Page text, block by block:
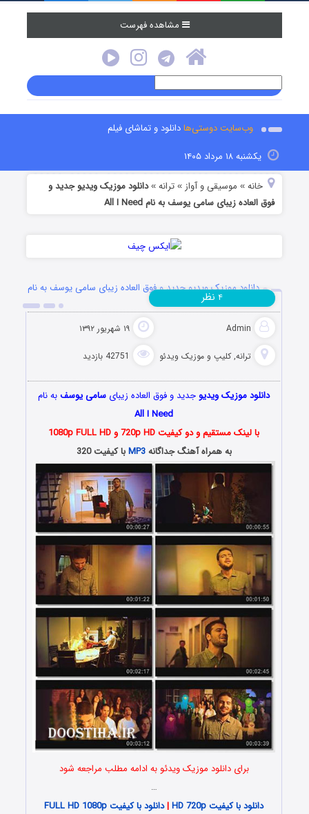
مشاهده فهرست
وب‌سایت دوستی‌هادانلود و تماشای فیلم
یکشنبه ۱۸ مرداد ۱۴۰۵
خانه » موسیقی و آواز »ترانه »دانلود موزیک ویدیو جدید و
فوق العاده زیبای سامی یوسف به نام All I Need
دانلود موزیک ویدیو جدید و فوق العاده زیبای سامی یوسف به نام
All I Need
Admin ۱۹ شهریور ۱۳۹۲
ترانه,کلیپ و موزیک ویدئو 42751 بازدید
۴ نظر
دانلود موزیک ویدیو جدید و فوق العاده زیبای سامی یوسفبه نام
All I Need
با لینک مستقیم و دو کیفیت 720p HD و 1080p FULL HD
به همراه آهنگ جداگانهMP3با کیفیت 320
برای دانلود موزیک ویدئو به ادامه مطلب مراجعه شود
…
دانلود با کیفیت HD 720p
|دانلود با کیفیت FULL HD 1080p